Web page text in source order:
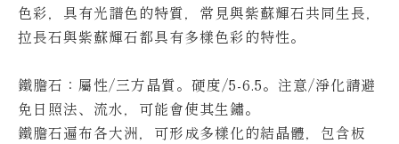
色彩，具有光譜色的特質，常見與紫蘇輝石共同生長，
拉長石與紫蘇輝石都具有多樣色彩的特性。
鐵膽石 ：屬性/三方晶質。硬度/5-6.5。 注意/淨化請避
免日照法、流水，可能會使其生鏽。
鐵膽石遍布各大洲，可形成多樣化的結晶體，包含板